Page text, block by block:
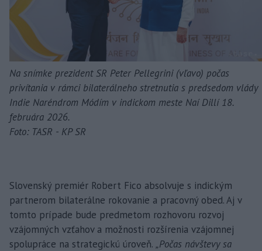
Na snímke prezident SR Peter Pellegrini (vľavo) počas
privítania v rámci bilaterálneho stretnutia s predsedom vlády
Indie Naréndrom Módím v indickom meste Naí Dillí 18.
februára 2026.
Foto: TASR - KP SR
Slovenský premiér Robert Fico absolvuje s indickým
partnerom bilaterálne rokovanie a pracovný obed. Aj v
tomto prípade bude predmetom rozhovoru rozvoj
vzájomných vzťahov a možnosti rozšírenia vzájomnej
spolupráce na strategickú úroveň. „Počas návštevy sa